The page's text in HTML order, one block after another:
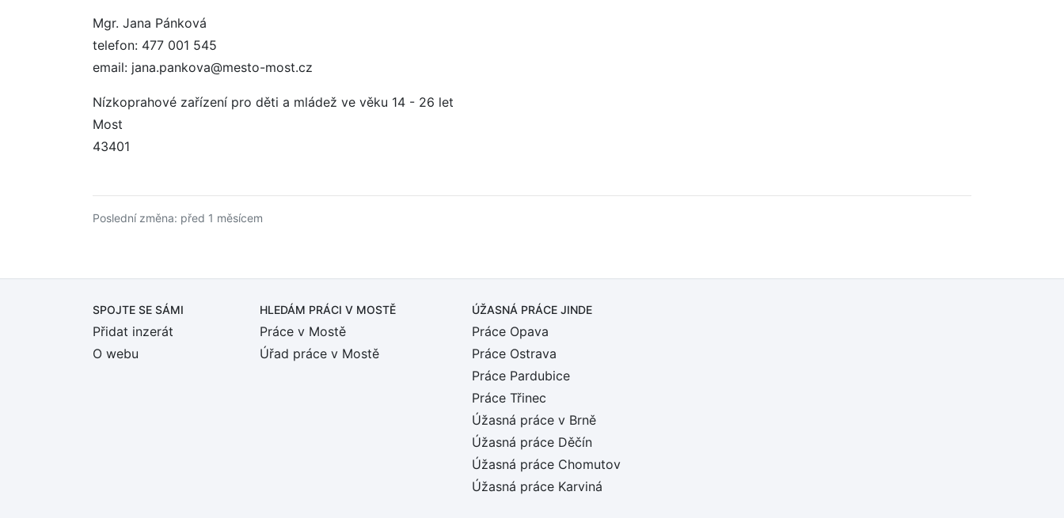
Mgr. Jana Pánková
telefon: 477 001 545
email: jana.pankova@mesto-most.cz
Nízkoprahové zařízení pro děti a mládež ve věku 14 - 26 let
Most
43401
Poslední změna: před 1 měsícem
SPOJTE SE SÁMI
Přidat inzerát
O webu
HLEDÁM PRÁCI V MOSTĚ
Práce v Mostě
Úřad práce v Mostě
ÚŽASNÁ PRÁCE JINDE
Práce Opava
Práce Ostrava
Práce Pardubice
Práce Třinec
Úžasná práce v Brně
Úžasná práce Děčín
Úžasná práce Chomutov
Úžasná práce Karviná